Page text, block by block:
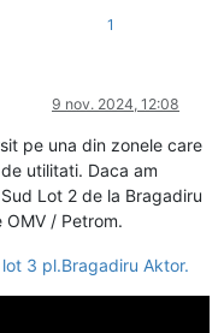
1
9 nov. 2024, 12:08
pe una din zonele care
utilitati. Daca am
Lot 2 de la Bragadiru
/ Petrom.
3 pl.Bragadiru Aktor.